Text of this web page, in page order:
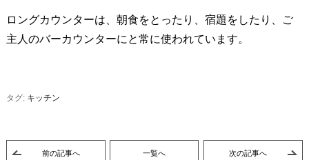
ロングカウンターは、朝食をとったり、宿題をしたり、ご
主人のバーカウンターにと常に使われています。
タグ: キッチン
前の記事へ 一覧へ 次の記事へ